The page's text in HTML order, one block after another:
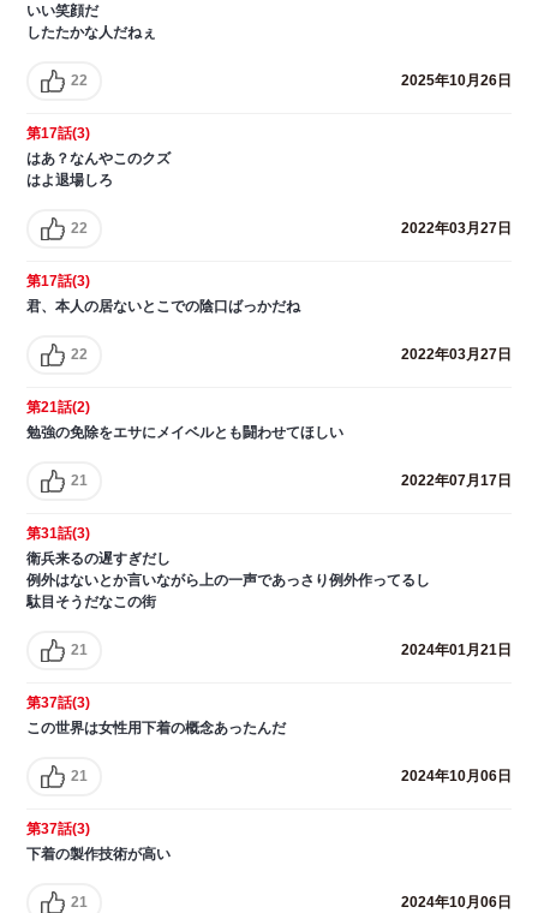
いい笑顔だ
したたかな人だねぇ
22 2025年10月26日
第17話(3)
はあ？なんやこのクズ
はよ退場しろ
22 2022年03月27日
第17話(3)
君、本人の居ないとこでの陰口ばっかだね
22 2022年03月27日
第21話(2)
勉強の免除をエサにメイベルとも闘わせてほしい
21 2022年07月17日
第31話(3)
衛兵来るの遅すぎだし
例外はないとか言いながら上の一声であっさり例外作ってるし
駄目そうだなこの街
21 2024年01月21日
第37話(3)
この世界は女性用下着の概念あったんだ
21 2024年10月06日
第37話(3)
下着の製作技術が高い
21 2024年10月06日